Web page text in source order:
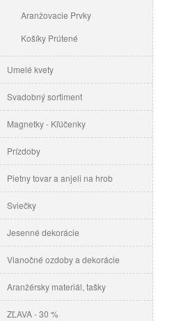
Aranžovacie Prvky
Košíky Prútené
Umelé kvety
Svadobný sortiment
Magnetky - Kľúčenky
Prízdoby
Pietny tovar a anjeli na hrob
Sviečky
Jesenné dekorácie
Vianočné ozdoby a dekorácie
Aranžérsky materiál, tašky
ZĽAVA - 30 %